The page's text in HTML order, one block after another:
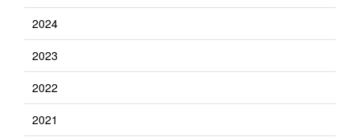
2024
2023
2022
2021